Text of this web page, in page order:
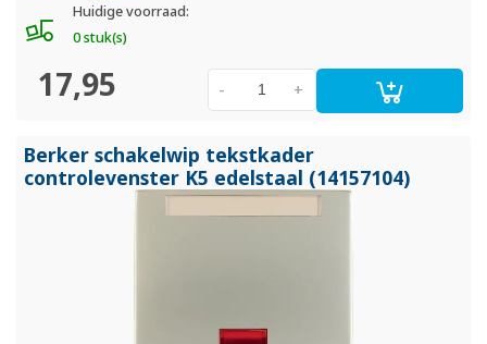
Huidige voorraad:
0 stuk(s)
17,95 +
-
Berker schakelwip tekstkader
controlevenster K5 edelstaal (14157104)